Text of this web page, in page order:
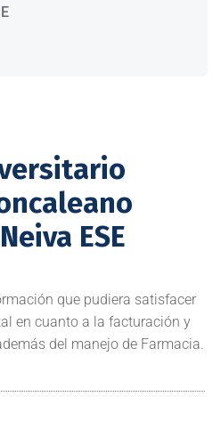
ESE
que pudiera satisfacer
en cuanto a la facturación y
del manejo de Farmacia.